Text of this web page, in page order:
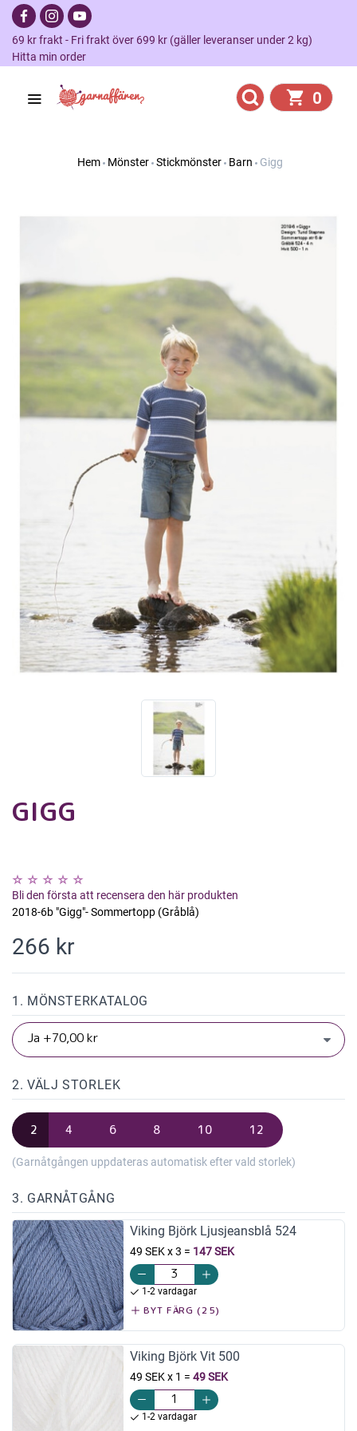
69 kr frakt - Fri frakt över 699 kr (gäller leveranser under 2 kg)
Hitta min order
0
Hem Mönster Stickmönster Barn Gigg
GIGG
Bli den första att recensera den här produkten
2018-6b "Gigg"- Sommertopp (Gråblå)
266 kr
1. MÖNSTERKATALOG
2. VÄLJ STORLEK
2 4 6 8 10 12
(Garnåtgången uppdateras automatisk efter vald storlek)
3. GARNÅTGÅNG
Viking Björk Ljusjeansblå 524
49 SEK x 3 = 147 SEK
1-2 vardagar
BYT FÄRG (25)
Viking Björk Vit 500
49 SEK x 1 = 49 SEK
1-2 vardagar